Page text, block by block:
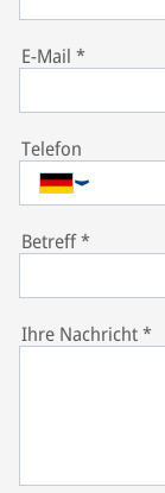
E-Mail *
Telefon
Betreff*
Ihre Nachricht*